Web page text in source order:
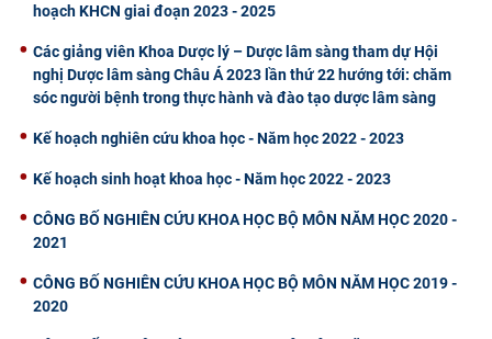
hoạch KHCN giai đoạn 2023 - 2025
Các giảng viên Khoa Dược lý – Dược lâm sàng tham dự Hội
nghị Dược lâm sàng Châu Á 2023 lần thứ 22 hướng tới: chăm
sóc người bệnh trong thực hành và đào tạo dược lâm sàng
Kế hoạch nghiên cứu khoa học - Năm học 2022 - 2023
Kế hoạch sinh hoạt khoa học - Năm học 2022 - 2023
CÔNG BỐ NGHIÊN CỨU KHOA HỌC BỘ MÔN NĂM HỌC 2020 -
2021
CÔNG BỐ NGHIÊN CỨU KHOA HỌC BỘ MÔN NĂM HỌC 2019 -
2020